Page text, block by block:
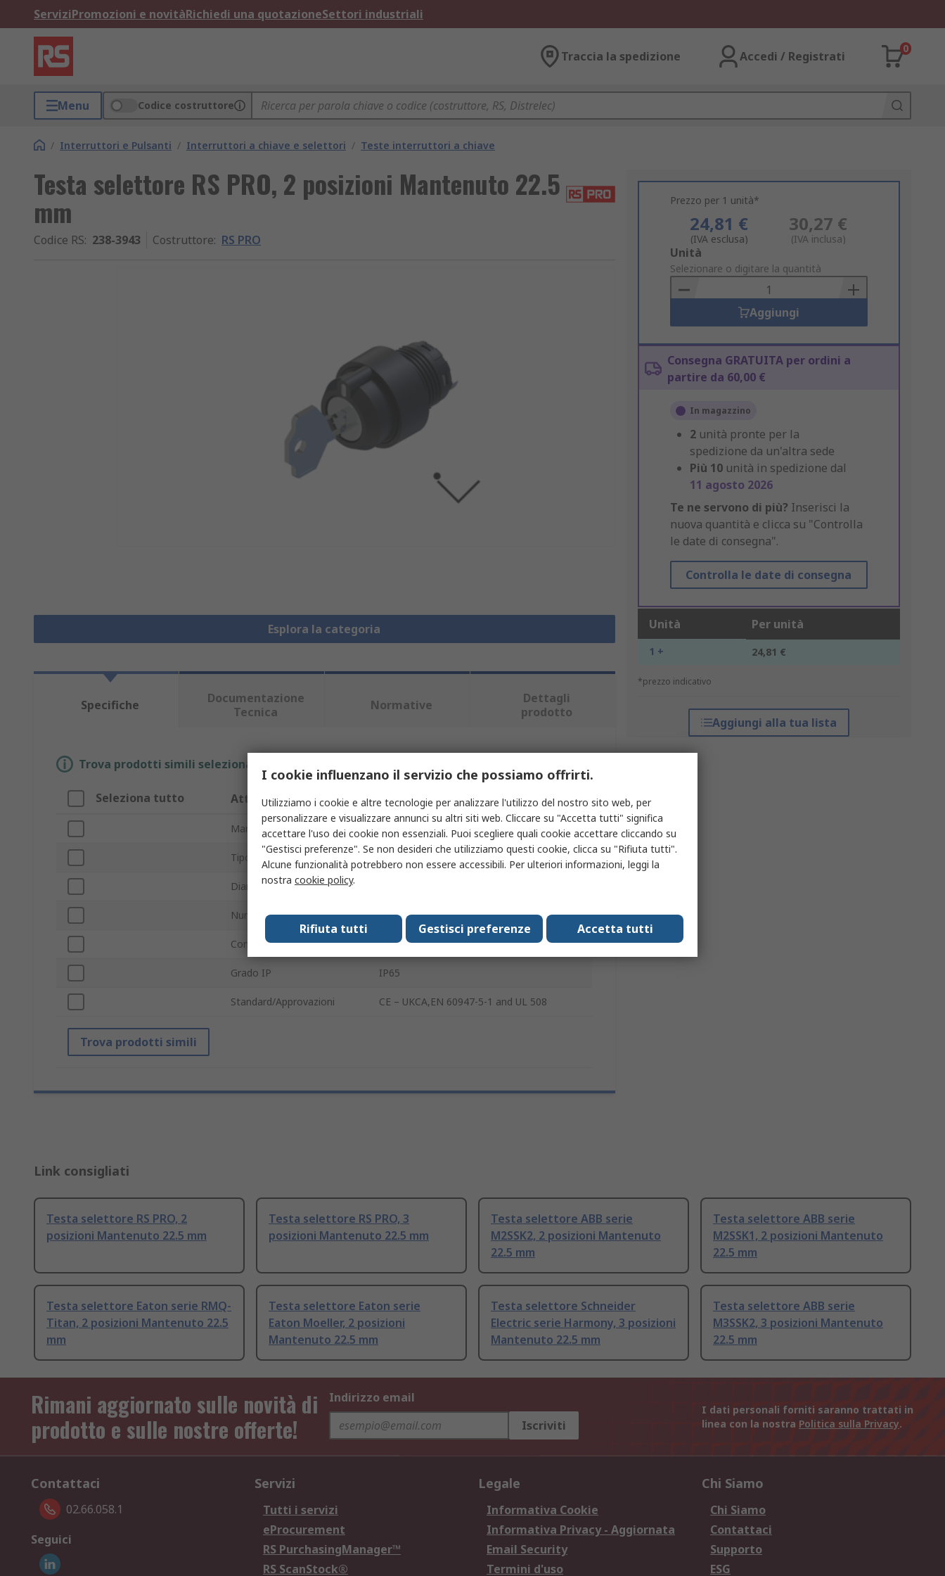
ServiziPromozioni e novitàRichiedi una quotazioneSettori industriali
Traccia la spedizione Accedi / Registrati
0
Menu Codice costruttore
/ Interruttori e Pulsanti / Interruttori a chiave e selettori / Teste interruttori a chiave
Testa selettore RS PRO, 2 posizioni Mantenuto 22.5
mm
Codice RS: 238-3943 Costruttore: RS PRO
Esplora la categoria
Prezzo per 1 unità*
24,81 €
(IVA esclusa)
30,27 €
(IVA inclusa)
Add
to
Basket
Unità
Selezionare o digitare la quantità
Aggiungi
Consegna GRATUITA per ordini a
partire da 60,00 €
In magazzino
2 unità pronte per la
spedizione da un'altra sede
Più 10 unità in spedizione dal
11 agosto 2026
Te ne servono di più? Inserisci la
nuova quantità e clicca su "Controlla
le date di consegna".
Controlla le date di consegna
Unità Per unità
1 + 24,81 €
*prezzo indicativo
Aggiungi alla tua lista
Specifiche
Documentazione
Tecnica
Normative
Dettagli
prodotto
Trova prodotti simili selezionando uno o più attributi.
Seleziona tutto Attributo Valore
Marchio RS PRO
Tipo prodotto Testa selettore
Diametro foro
Numero di posizioni 2
Commutazione Mantenuto
Grado IP IP65
Standard/Approvazioni CE – UKCA,EN 60947-5-1 and UL 508
Trova prodotti simili
Link consigliati
Testa selettore RS PRO, 2
posizioni Mantenuto 22.5 mm
Testa selettore RS PRO, 3
posizioni Mantenuto 22.5 mm
Testa selettore ABB serie
M2SSK2, 2 posizioni Mantenuto
22.5 mm
Testa selettore ABB serie
M2SSK1, 2 posizioni Mantenuto
22.5 mm
Testa selettore Eaton serie RMQ-
Titan, 2 posizioni Mantenuto 22.5
mm
Testa selettore Eaton serie
Eaton Moeller, 2 posizioni
Mantenuto 22.5 mm
Testa selettore Schneider
Electric serie Harmony, 3 posizioni
Mantenuto 22.5 mm
Testa selettore ABB serie
M3SSK2, 3 posizioni Mantenuto
22.5 mm
Rimani aggiornato sulle novità di
prodotto e sulle nostre offerte!
Indirizzo email
Iscriviti
I dati personali forniti saranno trattati in
linea con la nostra Politica sulla Privacy.
Contattaci
02.66.058.1
Seguici
Servizi
Tutti i servizi
eProcurement
RS PurchasingManager™
RS ScanStock®
Legale
Informativa Cookie
Informativa Privacy - Aggiornata
Email Security
Termini d'uso
Chi Siamo
Chi Siamo
Contattaci
Supporto
ESG
I cookie influenzano il servizio che possiamo offrirti.
Utilizziamo i cookie e altre tecnologie per analizzare l'utilizzo del nostro sito web, per
personalizzare e visualizzare annunci su altri siti web. Cliccare su "Accetta tutti" significa
accettare l'uso dei cookie non essenziali. Puoi scegliere quali cookie accettare cliccando su
"Gestisci preferenze". Se non desideri che utilizziamo questi cookie, clicca su "Rifiuta tutti".
Alcune funzionalità potrebbero non essere accessibili. Per ulteriori informazioni, leggi la
nostra cookie policy.
Accetta tutti
Gestisci preferenze
Rifiuta tutti